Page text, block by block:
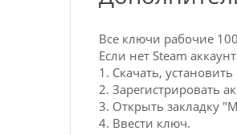
Все ключи рабочие
Если нет Steam
1. Скачать,
2. Зарегистрировать
3. Открыть закладку
4. Ввести ключ.